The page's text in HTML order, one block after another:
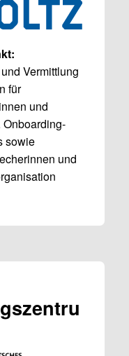
Vermittlung
für
und
sowie
und